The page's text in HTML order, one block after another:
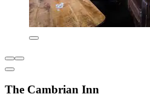
The Cambrian Inn